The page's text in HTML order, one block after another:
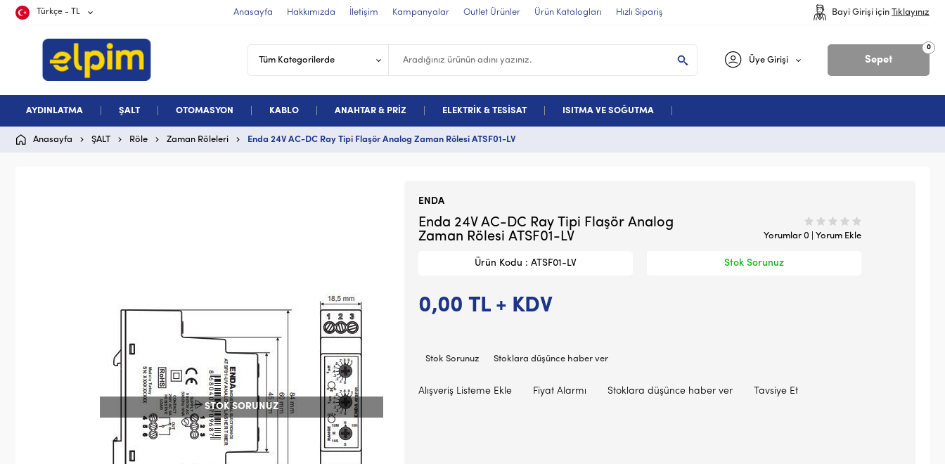
Türkçe - TL Anasayfa Hakkımızda İletişim Kampanyalar Outlet Ürünler Ürün Katalogları Hızlı Sipariş Bayi Girişi için Tıklayınız
Sepet
0
Üye Girişi
AYDINLATMA ŞALT OTOMASYON KABLO ANAHTAR & PRİZ ELEKTRİK & TESİSAT ISITMA VE SOĞUTMA
Anasayfa ŞALT Röle Zaman Röleleri Enda 24V AC-DC Ray Tipi Flaşör Analog Zaman Rölesi ATSF01-LV
STOK SORUNUZ
ENDA
Enda 24V AC-DC Ray Tipi Flaşör Analog
Zaman Rölesi ATSF01-LV
Yorumlar 0 | Yorum Ekle
Ürün Kodu : ATSF01-LV Stok Sorunuz
0,00 TL + KDV
Stok Sorunuz Stoklara düşünce haber ver
Alışveriş Listeme Ekle Fiyat Alarmı Stoklara düşünce haber ver Tavsiye Et